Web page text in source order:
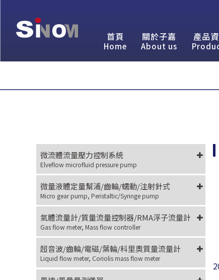
首頁
Home
關於子嘉
About us
產品
微流體流量壓力控制系統
Elveflow microfluid pressure pump
微量液體定量幫浦/齒輪/蠕動/注射針式
Micro gear pump, Peristaltic/Syringe pump
氣體流量計/質量流量控制器/RMA浮子流量計
Gas flow meter, Mass flow controller
超音波/齒輪/電磁/葉輪/科里奧質量流量計
Liquid flow meter, Coriolis mass flow meter